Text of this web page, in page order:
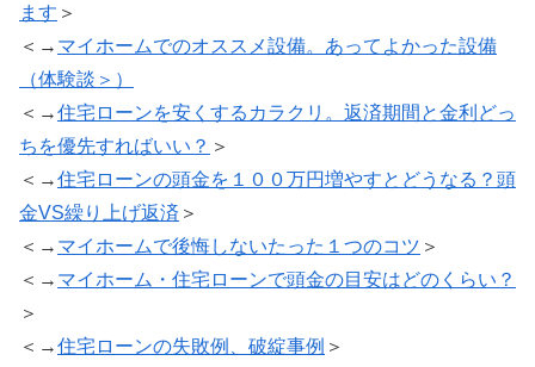
ます ＞
＜→ マイホームでのオススメ設備。あってよかった設備
（体験談＞）
＜→住宅ローンを安くするカラクリ。返済期間と金利どっ
ちを優先すればいい？ ＞
＜→住宅ローンの頭金を１００万円増やすとどうなる？頭
金VS繰り上げ返済 ＞
＜→ マイホームで後悔しないたった１つのコツ ＞
＜→ マイホーム・住宅ローンで頭金の目安はどのくらい？
＞
＜→住宅ローンの失敗例、破綻事例 ＞